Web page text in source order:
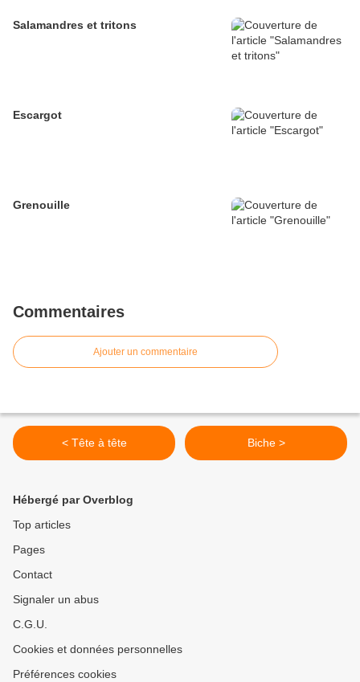
Salamandres et tritons
Escargot
Grenouille
Commentaires
Ajouter un commentaire
< Tête à tête Biche >
Hébergé par Overblog
Top articles
Pages
Contact
Signaler un abus
C.G.U.
Cookies et données personnelles
Préférences cookies